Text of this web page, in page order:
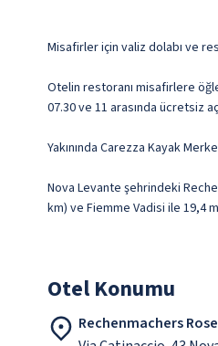
Misafirler için valiz dolabı ve
Otelin restoranı misafirlere
07.30 ve 11 arasında ücretsiz
Yakınında Carezza Kayak
Nova Levante şehrindeki
km) ve Fiemme Vadisi ile 19,4
Otel Konumu
Rechenmachers